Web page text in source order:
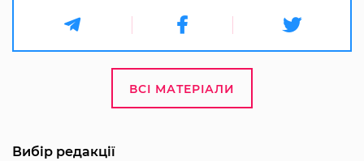
ВСІ МАТЕРІАЛИ
Вибір редакції